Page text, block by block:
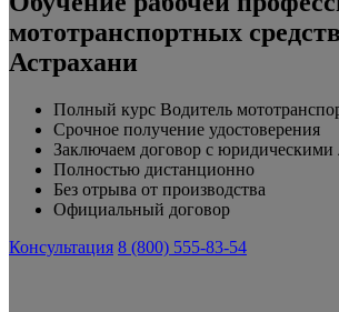
мототранспортных
Астрахани
Полный курс Водитель
Срочное получение удостоверения
Заключаем договор с юридическими
Полностью дистанционно
Без отрыва от производства
Официальный договор
Консультация 8 (800) 555-83-54